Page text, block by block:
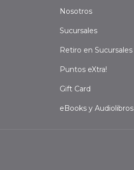
Nosotros
Sucursales
Retiro en Sucursales
Puntos eXtra!
Gift Card
eBooks y Audiolibros